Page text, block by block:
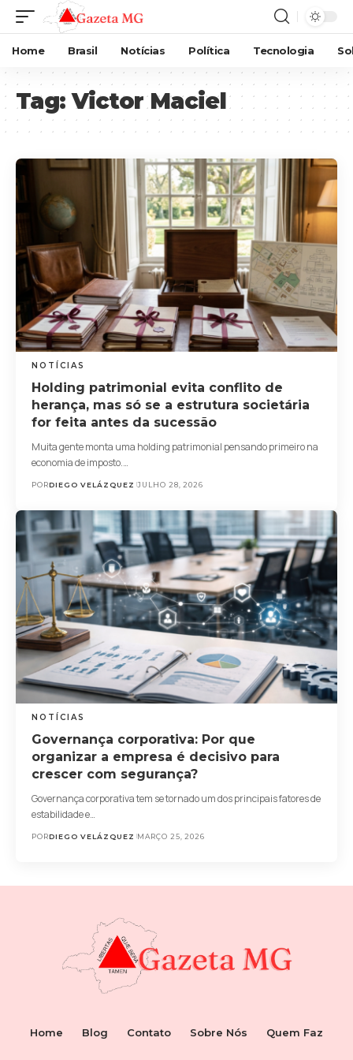
Home Brasil Notícias Política Tecnologia
Tag:Victor Maciel
NOTÍCIAS
Holding patrimonial evita conflito de
herança, mas só se a estrutura societária
for feita antes da sucessão
Muita gente monta uma holding patrimonial pensando primeiro na
economia de imposto.…
PORDIEGO VELÁZQUEZ JULHO 28, 2026
NOTÍCIAS
Governança corporativa: Por que
organizar a empresa é decisivo para
crescer com segurança?
Governança corporativa tem se tornado um dos principais fatores de
estabilidade e…
PORDIEGO VELÁZQUEZ MARÇO 25, 2026
Home Blog Contato Sobre Nós Quem Faz